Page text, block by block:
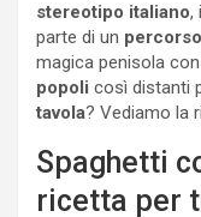
stereotipo italiano,
parte di un
magica penisola
popoli così distanti
tavola? Vediamo la
Spaghetti
ricetta per